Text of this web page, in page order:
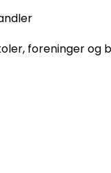
foreninger og